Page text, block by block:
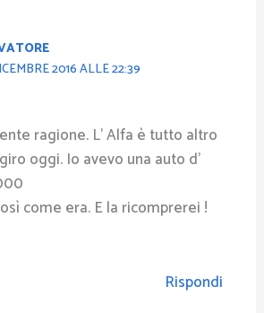
2016 ALLE 22:39
ragione. L’ Alfa è tutto altro
oggi. Io avevo una auto d’
come era. E la ricomprerei !
Rispondi